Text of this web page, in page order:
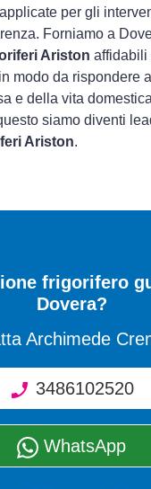
per gli
Forniamo a
Ariston affidabili
modo da rispondere
e della vita
siamo diventi
Ariston.
frigorifero
Dovera?
Archimede
3486102520
WhatsApp